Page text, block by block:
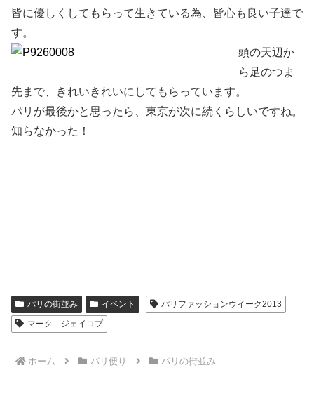
皆に優しくしてもらって生きている為、皆心も良い子達で
す。
頭の天辺か
ら足のつま
先まで、きれいきれいにしてもらっています。
パリが最後かと思ったら、東京が次に続くらしいですね。
知らなかった！
パリの街並み イベント
パリファッションウイーク2013
マーク ジェイコブ
ホーム パリ便り パリの街並み